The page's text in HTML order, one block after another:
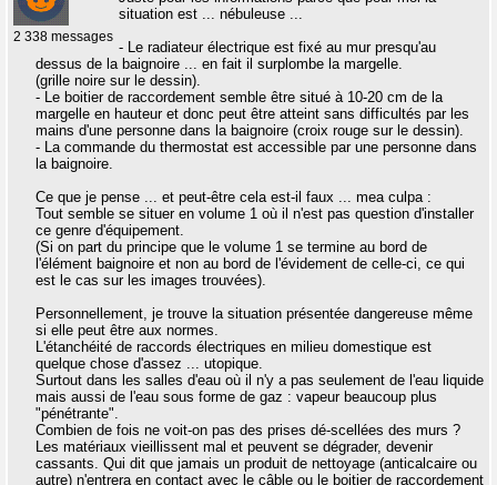
2 338 messages
situation est ... nébuleuse ...
- Le radiateur électrique est fixé au mur presqu'au
dessus de la baignoire ... en fait il surplombe la margelle.
(grille noire sur le dessin).
- Le boitier de raccordement semble être situé à 10-20 cm de la
margelle en hauteur et donc peut être atteint sans difficultés par les
mains d'une personne dans la baignoire (croix rouge sur le dessin).
- La commande du thermostat est accessible par une personne dans
la baignoire.
Ce que je pense ... et peut-être cela est-il faux ... mea culpa :
Tout semble se situer en volume 1 où il n'est pas question d'installer
ce genre d'équipement.
(Si on part du principe que le volume 1 se termine au bord de
l'élément baignoire et non au bord de l'évidement de celle-ci, ce qui
est le cas sur les images trouvées).
Personnellement, je trouve la situation présentée dangereuse même
si elle peut être aux normes.
L'étanchéité de raccords électriques en milieu domestique est
quelque chose d'assez ... utopique.
Surtout dans les salles d'eau où il n'y a pas seulement de l'eau liquide
mais aussi de l'eau sous forme de gaz : vapeur beaucoup plus
"pénétrante".
Combien de fois ne voit-on pas des prises dé-scellées des murs ?
Les matériaux vieillissent mal et peuvent se dégrader, devenir
cassants. Qui dit que jamais un produit de nettoyage (anticalcaire ou
autre) n'entrera en contact avec le câble ou le boitier de raccordement